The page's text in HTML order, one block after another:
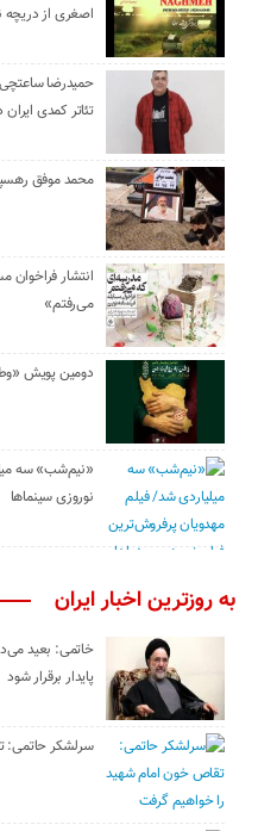
اصغری از دریچه
حمیدرضا
تئاتر کمدی
محمد موفق
انتشار فراخوان
می‌رفتم»
دومین پویش
«نیم‌شب» سه
نوروزی سینماها
به روزترین اخبار ایران
خاتمی: بعید
پایدار برقرار شود
سرلشکر حاتمی: